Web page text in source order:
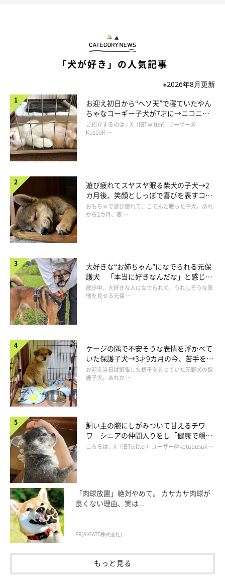
「犬が好き」の人気記事
※2026年8月更新
お迎え初日から“ヘソ天”で寝ていたやん
ちゃなコーギー子犬が7才に→ニコニ
コ“コーギースマイル”が魅力のコに成
長！
ご紹介するのは、X（旧Twitter）ユーザー＠
Kus1oK …
遊び疲れてスヤスヤ眠る柴犬の子犬→2
カ月後、笑顔としっぽで喜びを表すコに
成長！
おもちゃで遊び疲れて、こてんと眠った子犬。あれ
から2カ月、表 …
大好きな“お姉ちゃん”になでられる元保
護犬 「本当に好きなんだな」と感じる
表情にほっこり
散歩中、大好きな人になでられて、うれしそうな表
情を見せる元保 …
ケージの隅で不安そうな表情を浮かべて
いた保護子犬→3才9カ月の今、苦手を克
服し頼もしいコに成長！
お迎え当日は緊張した様子を見せていた元野犬の保
護子犬。あれか …
飼い主の腕にしがみついて甘えるチワ
ワ シニアの仲間入りをし「健康で穏や
かな暮らしが続いてほしい」と願う
こちらは、X（旧Twitter）ユーザー＠kotubusuk …
「肉球放置」絶対やめて。 カサカサ肉球が
良くない理由、実は...
PR(AIGATE株式会社)
もっと見る